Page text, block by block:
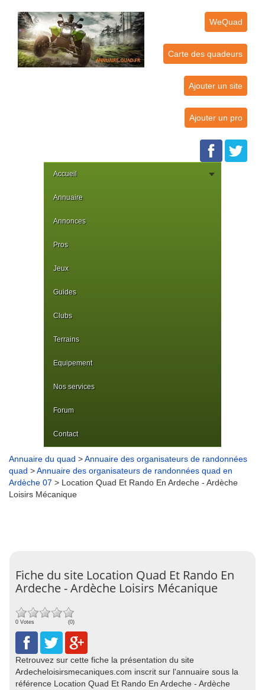
WeQuad
Carte des quadeurs
Ajouter un site
Ajouter un pro
Accueil
Annuaire
Annonces
Pros
Jeux
Guides
Clubs
Terrains
Equipement
Nos services
Forum
Contact
Annuaire du quad >Annuaire des organisateurs de randonnées
quad >Annuaire des organisateurs de randonnées quad en
Ardèche 07 > Location Quad Et Rando En Ardeche - Ardèche
Loisirs Mécanique
Fiche du site Location Quad Et Rando En
Ardeche - Ardèche Loisirs Mécanique
0 Votes (0)
Retrouvez sur cette fiche la présentation du site
Ardecheloisirsmecaniques.com inscrit sur l'annuaire sous la
référence Location Quad Et Rando En Ardeche - Ardèche